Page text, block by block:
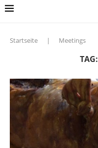
Startseite | Meetings
TAG: